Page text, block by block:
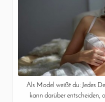
Als Model weißt du: Jedes
kann darüber entscheiden,